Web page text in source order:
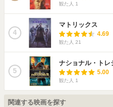
観た人 1
4
マトリックス
4.69
観た人 21
5
ナショナル・トレ
5.00
観た人 1
関連する映画を探す